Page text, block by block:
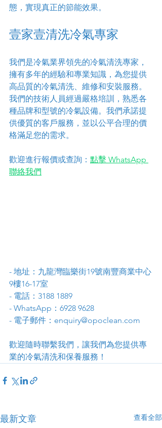
態，實現真正的節能效果。
壹家壹清洗冷氣專家
我們是冷氣業界領先的冷氣清洗專家，
擁有多年的經驗和專業知識，為您提供
高品質的冷氣清洗、維修和安裝服務。
我們的技術人員經過嚴格培訓，熟悉各
種品牌和型號的冷氣設備。我們承諾提
供優質的客戶服務，並以公平合理的價
格滿足您的需求。
歡迎進行報價或查詢： 點擊 WhatsApp
聯絡我們
- 地址：九龍灣臨樂街19號南豐商業中心
9樓16-17室
- 電話：3188 1889
- WhatsApp：6928 9628
- 電子郵件：enquiry@opoclean.com
歡迎隨時聯繫我們，讓我們為您提供專
業的冷氣清洗和保養服務！
最新文章 查看全部